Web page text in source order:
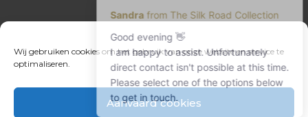
Wij gebruiken cookies om het gebruik van onze website en service te
optimaliseren.
Aanvaard cookies
CONTACTEER ONS
Margret Ressang:+32 (0)496 107 647
Sandra Mommen:+32 (0)475 26 43 98